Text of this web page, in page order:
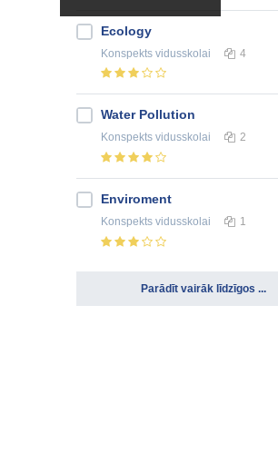
Ecology
Konspekts vidusskolai 4
Water Pollution
Konspekts vidusskolai 2
Enviroment
Konspekts vidusskolai 1
Parādīt vairāk līdzīgos ...